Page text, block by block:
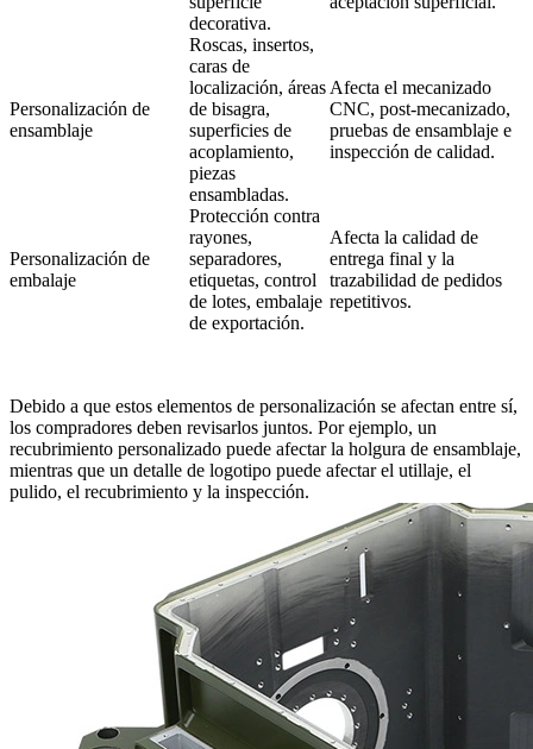
decorativa.
Personalización de
ensamblaje
Roscas, insertos,
caras de
localización, áreas
de bisagra,
superficies de
acoplamiento,
piezas
ensambladas.
Afecta el mecanizado
CNC, post-mecanizado,
pruebas de ensamblaje e
inspección de calidad.
Personalización de
embalaje
Protección contra
rayones,
separadores,
etiquetas, control
de lotes, embalaje
de exportación.
Afecta la calidad de
entrega final y la
trazabilidad de pedidos
repetitivos.
Debido a que estos elementos de personalización se afectan entre sí,
los compradores deben revisarlos juntos. Por ejemplo, un
recubrimiento personalizado puede afectar la holgura de ensamblaje,
mientras que un detalle de logotipo puede afectar el utillaje, el
pulido, el recubrimiento y la inspección.